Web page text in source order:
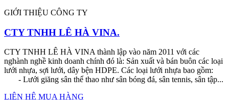
GIỚI THIỆU CÔNG TY
CTY TNHH LÊ HÀ VINA.
CTY TNHH LÊ HÀ VINA thành lập vào năm 2011 với các
nghành nghề kinh doanh chính đó là: Sản xuất và bán buôn các loại
lưới nhựa, sợi lưới, dây bện HDPE. Các loại lưới nhựa bao gồm:
- Lưới giăng sân thể thao như sân bóng đá, sân tennis, sân tập...
LIÊN HỆ MUA HÀNG